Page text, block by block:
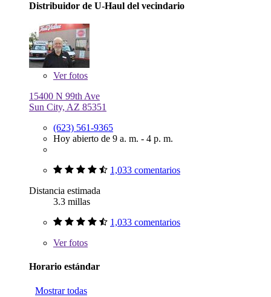
Distribuidor de U-Haul del vecindario
Verfotos
15400 N 99th Ave
Sun City, AZ 85351
(623) 561-9365
Hoy abierto de 9 a. m. - 4 p. m.
1,033 comentarios
Distancia estimada
3.3 millas
1,033 comentarios
Verfotos
Horario estándar
Mostrar todas